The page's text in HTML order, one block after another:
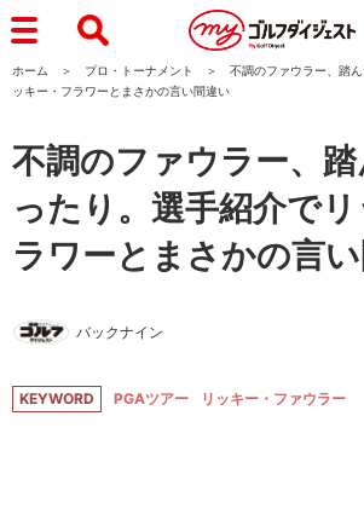
ホーム プロ・トーナメント
不調のファウラー、踏
ッキー・フラワーとまさかの言い間違い
不調のファウラー、
ったり。選手紹介で
ラワーとまさかの言
バックナイン
KEYWORD PGAツアー リッキー・ファウラー